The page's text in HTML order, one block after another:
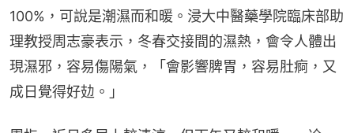
100%，可說是潮濕而和暖。浸大中醫藥學院臨床部助
理教授周志豪表示，冬春交接間的濕熱，會令人體出
現濕邪，容易傷陽氣，「會影響脾胃，容易肚痾，又
成日覺得好攰。」